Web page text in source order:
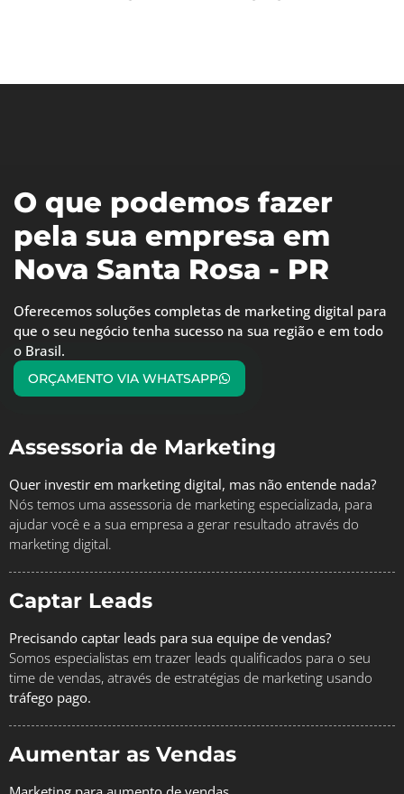
O que podemos fazer
pela sua empresa em
Nova Santa Rosa - PR
Oferecemos soluções completas de marketing digital para
que o seu negócio tenha sucesso na sua região e em todo
o Brasil.
ORÇAMENTO VIA WHATSAPP
Assessoria de Marketing
Quer investir em marketing digital, mas não entende nada?
Nós temos uma assessoria de marketing especializada, para
ajudar você e a sua empresa a gerar resultado através do
marketing digital.
Captar Leads
Precisando captar leads para sua equipe de vendas?
Somos especialistas em trazer leads qualificados para o seu
time de vendas, através de estratégias de marketing usando
tráfego pago.
Aumentar as Vendas